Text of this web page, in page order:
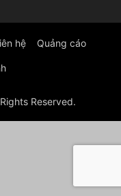
hệ Quảng cáo
Reserved.